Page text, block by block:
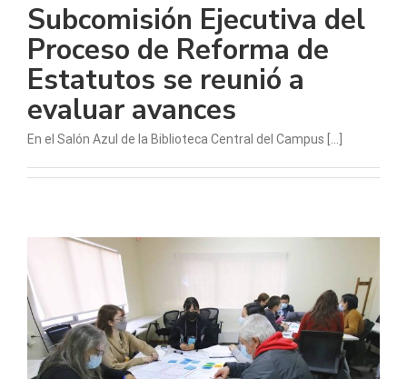
Subcomisión Ejecutiva del
Proceso de Reforma de
Estatutos se reunió a
evaluar avances
En el Salón Azul de la Biblioteca Central del Campus [...]